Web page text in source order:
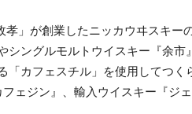
」が創業したニッカウヰスキー
シングルモルトウイスキー『余
「カフェスチル」を使用してつく
ェジン』、輸入ウイスキー『ジ